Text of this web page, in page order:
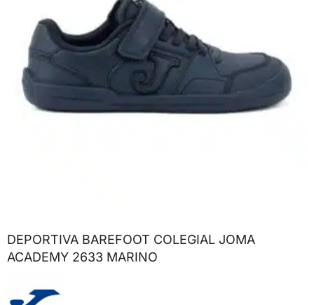
DEPORTIVA BAREFOOT COLEGIAL JOMA
ACADEMY 2633 MARINO